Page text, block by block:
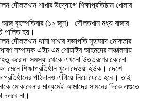
দৌলতখান শাখার উদ্যোগে শিক্ষাপ্রতিষ্ঠান খোলার
আজ বৃহস্পতিবার (১০ জুন) দৌলতখান মধ্য বাজার
পালিত হয়।
দৌলতখান থানা শাখার সভাপতি মুহাম্মাদ মোকতার
সম্পাদক এইচ এম শোয়াইব আহমদের সঞ্চালনায়
করোনা সমস্যা থেকে এখনো উত্তরণের কোনো
মেনে শিক্ষাপ্রতিষ্ঠান খুলে দেওয়া হউক। দেশে
পাঠদানও এগিয়ে নিয়ে যেতে হবে। তাই
মোকাবেলার মাধ্যমেই আমাদের সামনের দিকে এগুতে
চলবে না।